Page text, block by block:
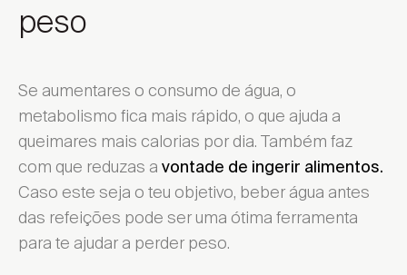
peso
Se aumentares o consumo de água, o
metabolismo fica mais rápido, o que ajuda a
queimares mais calorias por dia. Também faz
com que reduzas a vontade de ingerir alimentos.
Caso este seja o teu objetivo, beber água antes
das refeições pode ser uma ótima ferramenta
para te ajudar a perder peso.